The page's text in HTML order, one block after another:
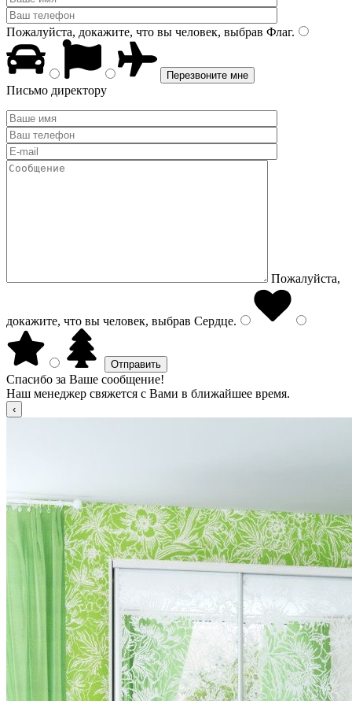
Пожалуйста, докажите, что вы человек, выбрав Флаг.
Письмо директору
Пожалуйста,
докажите, что вы человек, выбрав Сердце.
Спасибо за Ваше сообщение!
Наш менеджер свяжется с Вами в ближайшее время.